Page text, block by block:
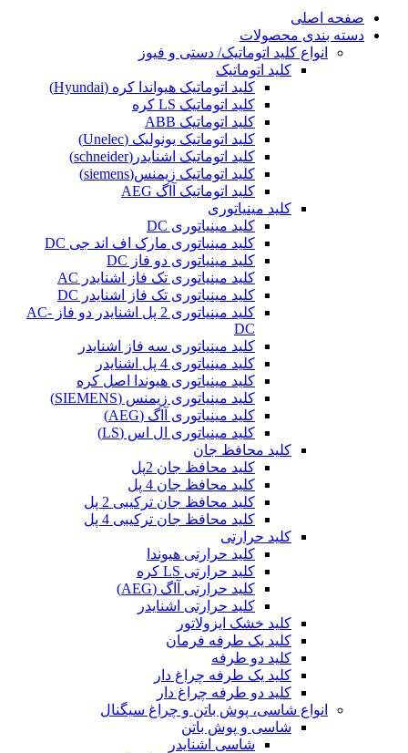
صفحه اصلی
دسته بندی محصولات
انواع کلید اتوماتیک/ دستی و فیوز
کلید اتوماتیک
کلید اتوماتیک هیواندا کره (Hyundai)
کلید اتوماتیک LS کره
کلید اتوماتیک ABB
کلید اتوماتیک یونولیک (Unelec)
کلید اتوماتیک اشنایدر(schneider)
کلید اتوماتیک زیمنس(siemens)
کلید اتوماتیک آاگ AEG
کلید مینیاتوری
کلید مینیاتوری DC
کلید مینیاتوری مارک اف اند جی DC
کلید مینیاتوری دو فاز DC
کلید مینیاتوری تک فاز اشنایدر AC
کلید مینیاتوری تک فاز اشنایدر DC
کلید مینیاتوری 2 پل اشنایدر دو فاز AC-
DC
کلید مینیاتوری سه فاز اشنایدر
کلید مینیاتوری 4 پل اشنایدر
کلید مینیاتوری هیوندا اصل کره
کلید مینیاتوری زیمنس (SIEMENS)
کلید مینیاتوری آاگ (AEG)
کلید مینیاتوری ال اس (LS)
کلید محافظ جان
کلید محافظ جان 2پل
کلید محافظ جان 4 پل
کلید محافظ جان ترکیبی 2 پل
کلید محافظ جان ترکیبی 4 پل
کلید حرارتی
کلید حرارتی هیوندا
کلید حرارتی LS کره
کلید حرارتی آاگ (AEG)
کلید حرارتی اشنایدر
کلید خشک ایزولاتور
کلید یک طرفه فرمان
کلید دو طرفه
کلید یک طرفه چراغ دار
کلید دو طرفه چراغ دار
انواع شاسی، پوش باتن و چراغ سیگنال
شاسی و پوش باتن
شاسی اشنایدر